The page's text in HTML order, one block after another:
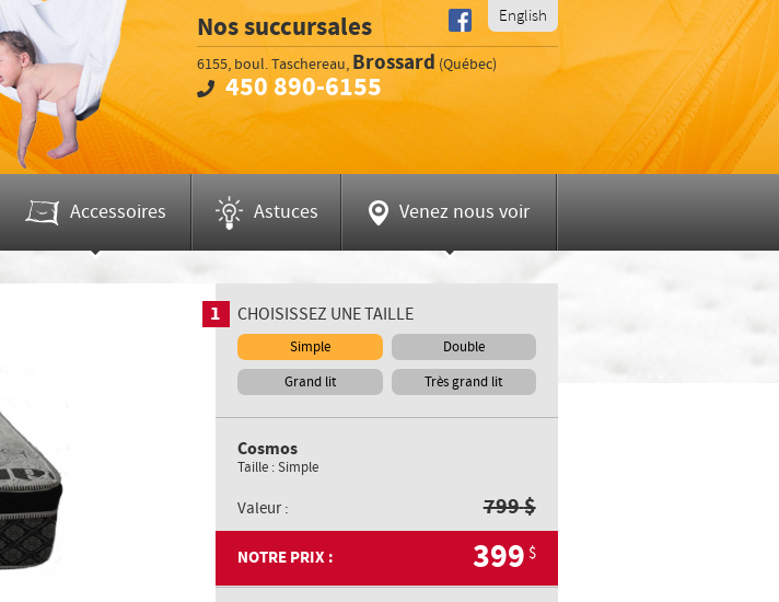
Nos succursales
Brossard
6155, boul. Taschereau, Brossard (Québec)
Téléphone :
450 890-6155
English
Accessoires Astuces Venez nous voir
1 CHOISISSEZ UNE TAILLE
Simple
Double
Grand lit
Très grand lit
Cosmos
Taille :Simple
Valeur : 799$
NOTRE PRIX : 399 $